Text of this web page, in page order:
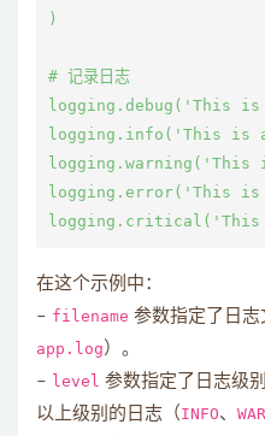
)
# 记录日志
logging.debug('This is
logging.info('This is
logging.warning('This
logging.error('This is
在这个示例中：
– filename 参数指定了日
app.log）。
– level 参数指定了日志级别
以上级别的日志（INFO、